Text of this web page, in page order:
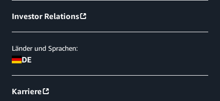
Investor Relations
Länder und Sprachen:
DE
Karriere